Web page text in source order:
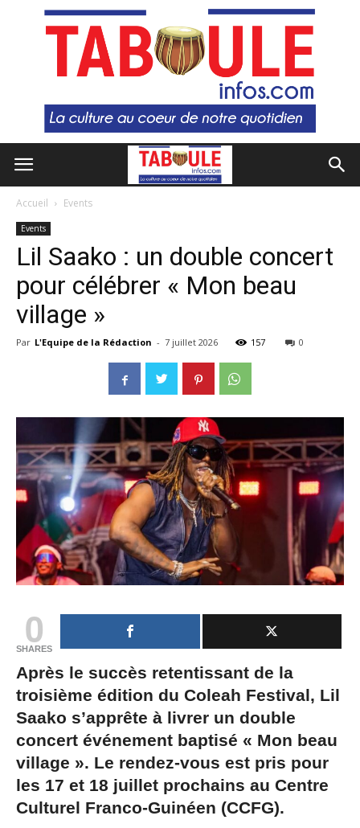
Accueil Events
Events
Lil Saako : un double concert
pour célébrer « Mon beau
village »
Par L'Equipe de la Rédaction - 7 juillet 2026 157 0
0
SHARES
Après le succès retentissant de la
troisième édition du Coleah Festival, Lil
Saako s’apprête à livrer un double
concert événement baptisé « Mon beau
village ». Le rendez-vous est pris pour
les 17 et 18 juillet prochains au Centre
Culturel Franco-Guinéen (CCFG).